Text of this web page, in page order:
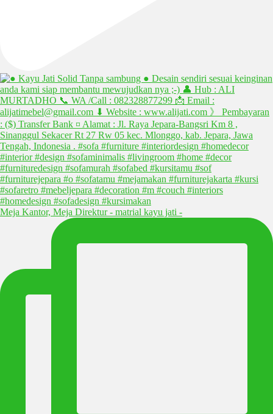
Meja Kantor, Meja Direktur - matrial kayu jati -